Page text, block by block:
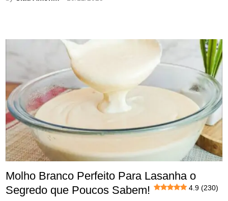
Molho Branco Perfeito Para Lasanha o
Segredo que Poucos Sabem!
4.9 (230)